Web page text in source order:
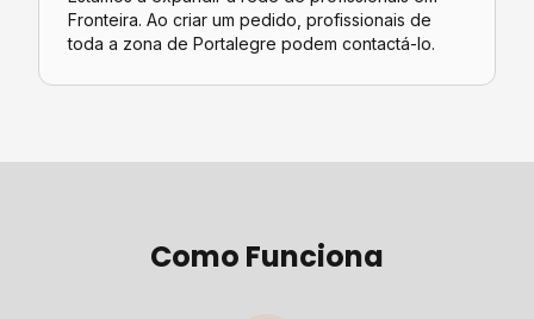
Fronteira. Ao criar um pedido, profissionais de
toda a zona de Portalegre podem contactá-lo.
Como Funciona